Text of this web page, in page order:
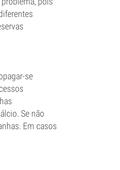
se
Se não
Em casos